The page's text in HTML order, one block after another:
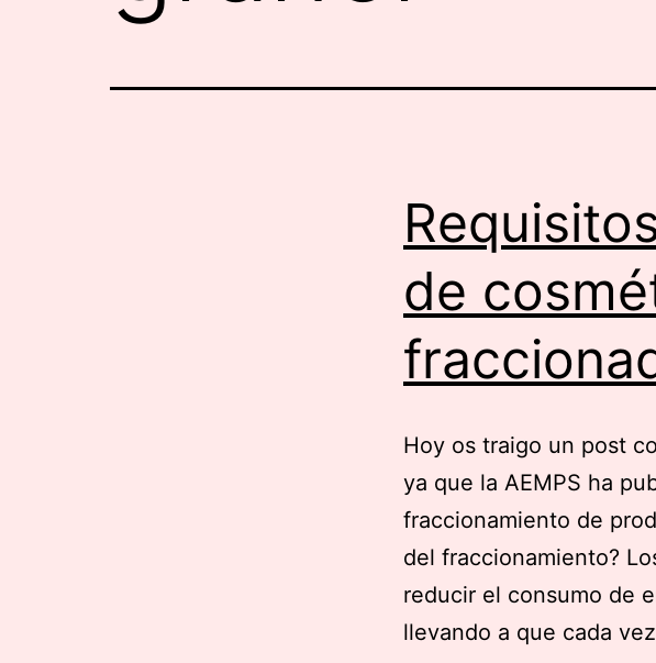
de
Hoy os traigo un post
ya que la AEMPS ha
fraccionamiento de
del fraccionamiento?
reducir el consumo de
llevando a que cada